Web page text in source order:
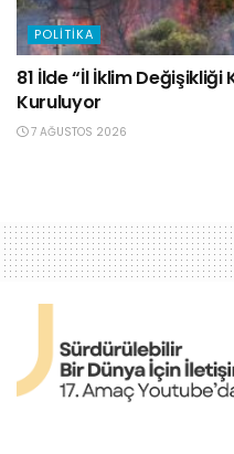
POLITIKA
81 İlde “İl İklim
Kuruluyor
7 AĞUSTOS 2026